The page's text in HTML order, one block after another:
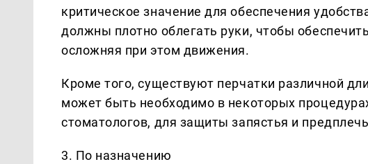
критическое значение для обеспечения
должны плотно облегать руки, чтобы
осложняя при этом движения.
Кроме того, существуют перчатки различной
может быть необходимо в некоторых
стоматологов, для защиты запястья и
3. По назначению